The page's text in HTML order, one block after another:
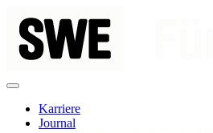
Inhalt
springen
Karriere
Journal